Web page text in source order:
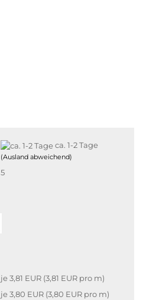
ca. 1-2 Tage
(Ausland abweichend)
5
je 3,81 EUR (3,81 EUR pro m)
je 3,80 EUR (3,80 EUR pro m)